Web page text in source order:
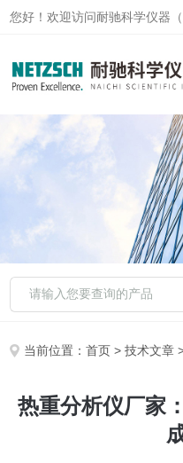
您好！欢迎访问耐驰科学仪器
当前位置：首页 >技术文章
热重分析仪厂家